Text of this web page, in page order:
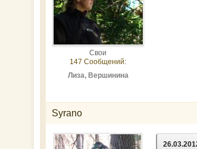
Свои
147 Сообщений:
Лиза, Вершинина
Syrano